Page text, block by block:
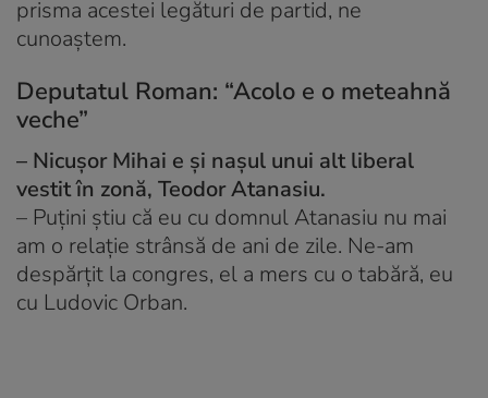
prisma acestei legături de partid, ne
cunoaștem.
Deputatul Roman: “Acolo e o meteahnă
veche”
– Nicușor Mihai e și nașul unui alt liberal
vestit în zonă, Teodor Atanasiu.
– Puțini știu că eu cu domnul Atanasiu nu mai
am o relație strânsă de ani de zile. Ne-am
despărțit la congres, el a mers cu o tabără, eu
cu Ludovic Orban.